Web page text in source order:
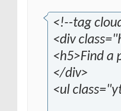
<!--tag
<div
<h5>Find a
</div>
<ul